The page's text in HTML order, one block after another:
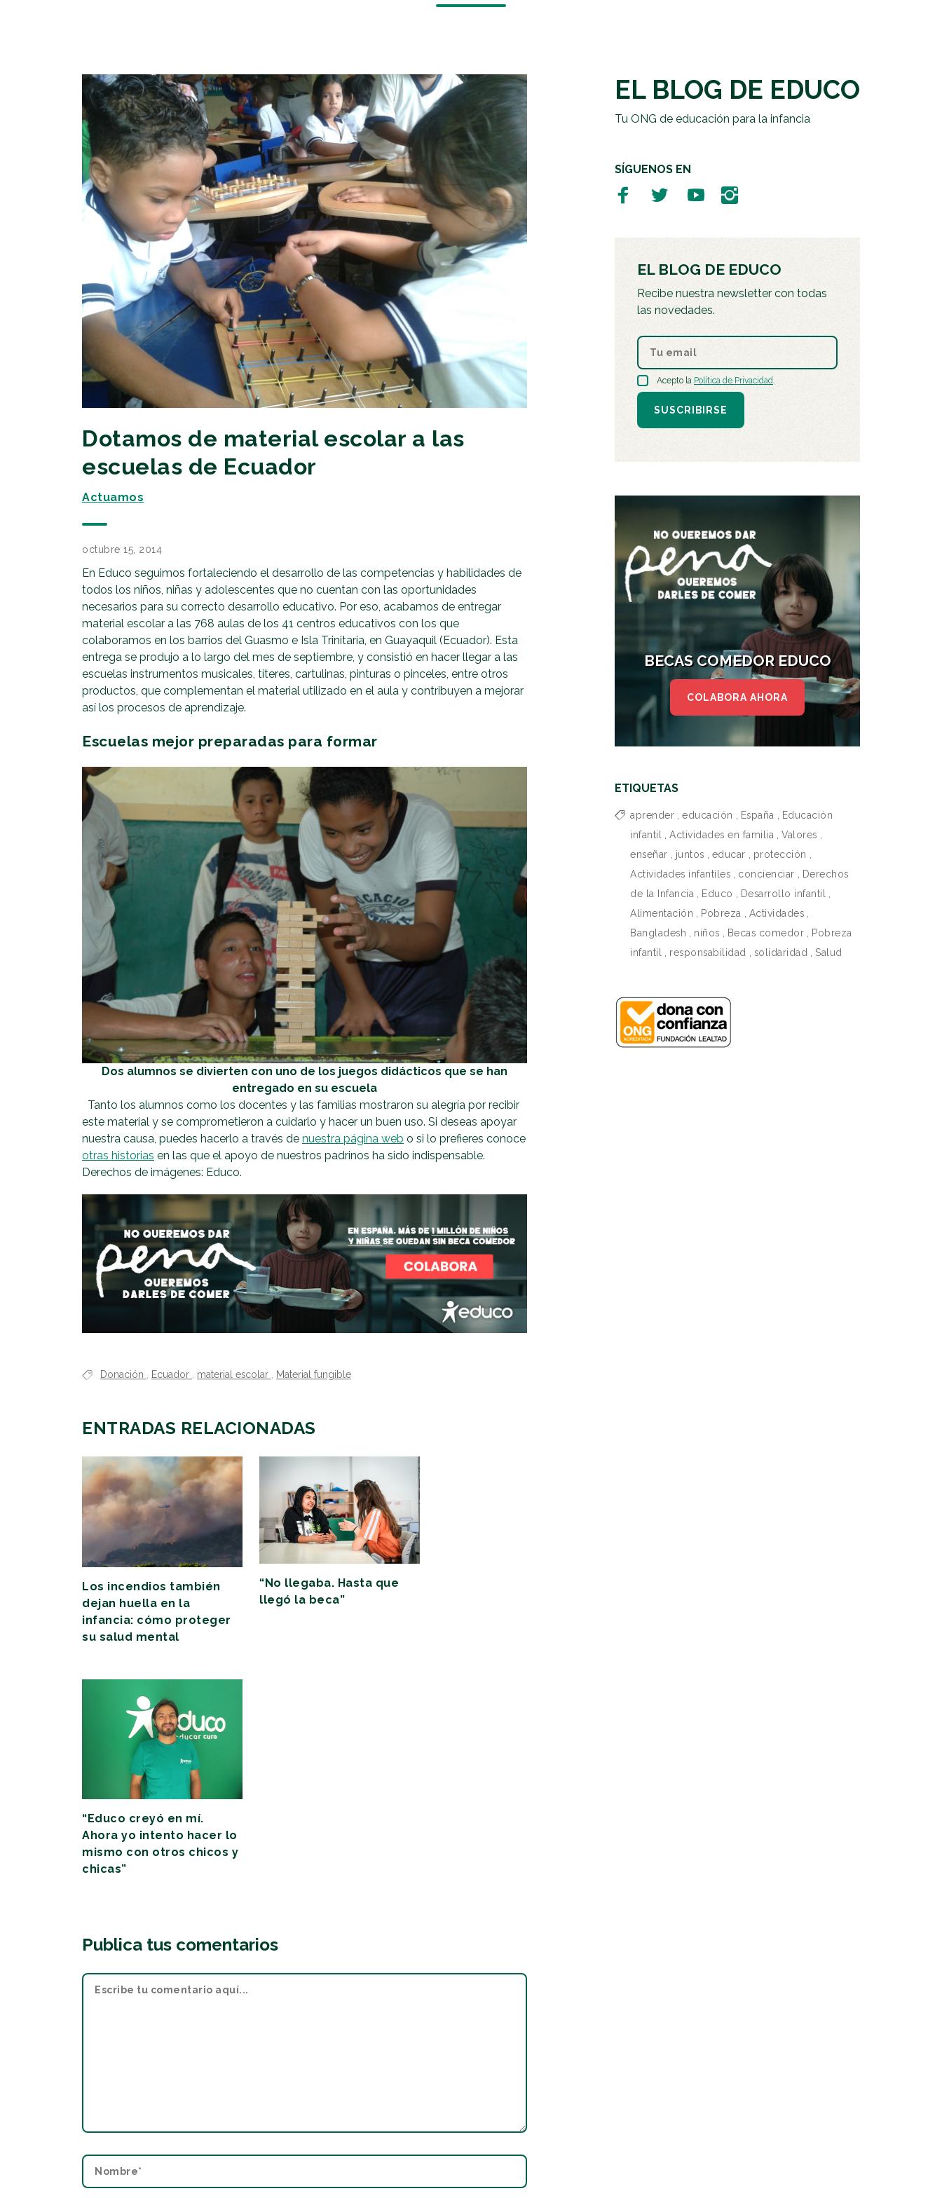
EMPRESAS SOLIDARIAS
TESTAMENTO SOLIDARIO
Dotamos de material escolar a las
escuelas de Ecuador
Actuamos
octubre 15, 2014
En Educo seguimos fortaleciendo el desarrollo de las competencias y habilidades de
todos los niños, niñas y adolescentes que no cuentan con las oportunidades
necesarios para su correcto desarrollo educativo. Por eso, acabamos de entregar
material escolar a las 768 aulas de los 41 centros educativos con los que
colaboramos en los barrios del Guasmo e Isla Trinitaria, en Guayaquil (Ecuador). Esta
entrega se produjo a lo largo del mes de septiembre, y consistió en hacer llegar a las
escuelas instrumentos musicales, títeres, cartulinas, pinturas o pinceles, entre otros
productos, que complementan el material utilizado en el aula y contribuyen a mejorar
así los procesos de aprendizaje.
Escuelas mejor preparadas para formar
Dos alumnos se divierten con uno de los juegos didácticos que se han
entregado en su escuela
Tanto los alumnos como los docentes y las familias mostraron su alegría por recibir
este material y se comprometieron a cuidarlo y hacer un buen uso. Si deseas apoyar
nuestra causa, puedes hacerlo a través de nuestra página web o si lo prefieres conoce
otras historias en las que el apoyo de nuestros padrinos ha sido indispensable.
Derechos de imágenes: Educo.
Donación Ecuador material escolar Material fungible
ENTRADAS RELACIONADAS
Los incendios también
dejan huella en la
infancia: cómo proteger
su salud mental
“No llegaba. Hasta que
llegó la beca”
“Educo creyó en mí.
Ahora yo intento hacer lo
mismo con otros chicos y
chicas”
Publica tus comentarios
EL BLOG DE EDUCO
Tu ONG de educación para la infancia
SÍGUENOS EN
EL BLOG DE EDUCO
Recibe nuestra newsletter con todas
las novedades.
Acepto la Política de Privacidad.
SUSCRIBIRSE
BECAS COMEDOR EDUCO
COLABORA AHORA
ETIQUETAS
aprender educación España
Educación
infantil
Actividades en familia Valores
enseñar
juntos educar protección
Actividades infantiles
concienciar
Derechos
de la Infancia
Educo Desarrollo infantil
Alimentación
Pobreza Actividades
Bangladesh
niños Becas comedor
Pobreza
infantil
responsabilidad solidaridad Salud